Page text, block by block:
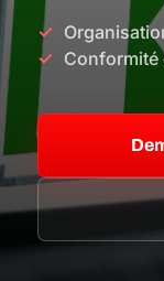
Conformité